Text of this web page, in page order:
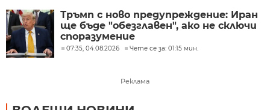
Тръмп с ново предупреждение: Иран
ще бъде "обезглавен", ако не сключи
споразумение
07:35, 04.08.2026 Чете се за: 01:15 мин.
Реклама